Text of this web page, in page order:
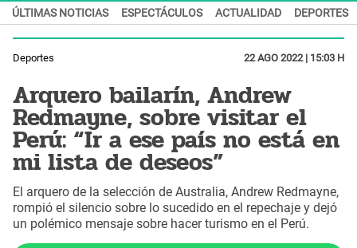
ÚLTIMAS NOTICIAS ESPECTÁCULOS ACTUALIDAD DEPORTES
Deportes 22 AGO 2022 | 15:03 H
Arquero bailarín, Andrew
Redmayne, sobre visitar el
Perú: “Ir a ese país no está en
mi lista de deseos”
El arquero de la selección de Australia, Andrew Redmayne,
rompió el silencio sobre lo sucedido en el repechaje y dejó
un polémico mensaje sobre hacer turismo en el Perú.